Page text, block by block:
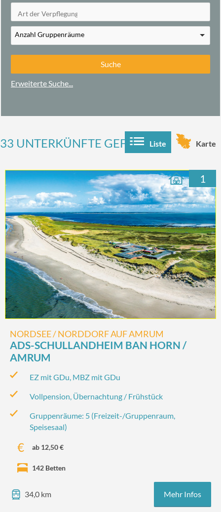
Anzahl Gruppenräume
Erweiterte Suche...
33 UNTERKÜNFTE GEFUNDEN
Liste Karte
1
NORDSEE / NORDDORF AUF AMRUM
ADS-SCHULLANDHEIM BAN HORN /
AMRUM
EZ mit GDu, MBZ mit GDu
Vollpension, Übernachtung / Frühstück
Gruppenräume: 5 (Freizeit-/‌Gruppenraum,
Speisesaal)
ab 12,50 €
142 Betten
34,0 km Mehr Infos